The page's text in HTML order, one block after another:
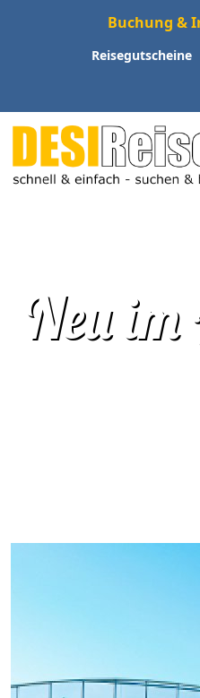
Buchung &
Reisegutscheine
Neu im